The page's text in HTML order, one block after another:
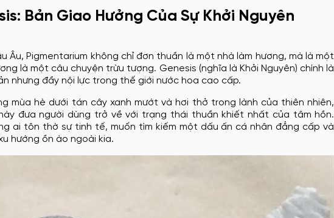
Bản Giao Hưởng Của Sự Khởi Nguyên
Âu, Pigmentarium không chỉ đơn thuần là một nhà làm hương, mà là một
là một câu chuyện trừu tượng. Genesis (nghĩa là Khởi Nguyên) chính là
nhưng đầy nội lực trong thế giới nước hoa cao cấp.
mùa hè dưới tán cây xanh mướt và hơi thở trong lành của thiên nhiên,
đưa người dùng trở về với trạng thái thuần khiết nhất của tâm hồn.
ai tôn thờ sự tinh tế, muốn tìm kiếm một dấu ấn cá nhân đẳng cấp và
hướng ồn ào ngoài kia.